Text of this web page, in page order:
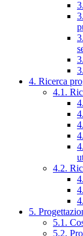
4. Ricerca
4.1.
4.2.
5.
5.1.
5.2.